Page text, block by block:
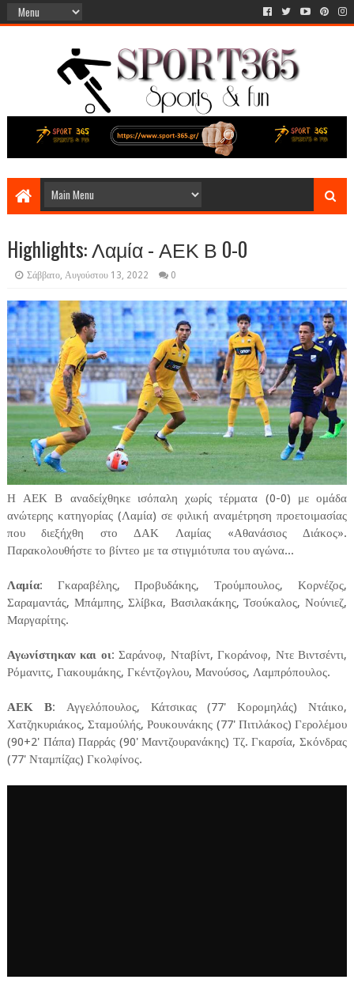
Highlights: Λαμία - ΑΕΚ Β 0-0
Σάββατο, Αυγούστου 13, 2022 0
Η ΑΕΚ Β αναδείχθηκε ισόπαλη χωρίς τέρματα (0-0) με ομάδα
ανώτερης κατηγορίας (Λαμία) σε φιλική αναμέτρηση προετοιμασίας
που διεξήχθη στο ΔΑΚ Λαμίας «Αθανάσιος Διάκος».
Παρακολουθήστε το βίντεο με τα στιγμιότυπα του αγώνα...
Λαμία: Γκαραβέλης, Προβυδάκης, Τρούμπουλος, Κορνέζος,
Σαραμαντάς, Μπάμπης, Σλίβκα, Βασιλακάκης, Τσούκαλος, Νούνιεζ,
Μαργαρίτης.
Αγωνίστηκαν και οι: Σαράνοφ, Νταβίντ, Γκοράνοφ, Ντε Βιντσέντι,
Ρόμανιτς, Γιακουμάκης, Γκέντζογλου, Μανούσος, Λαμπρόπουλος.
ΑΕΚ Β: Αγγελόπουλος, Κάτσικας (77' Κορομηλάς) Ντάικο,
Χατζηκυριάκος, Σταμούλής, Ρουκουνάκης (77' Πιτιλάκος) Γερολέμου
(90+2' Πάπα) Παρράς (90' Μαντζουρανάκης) Τζ. Γκαρσία, Σκόνδρας
(77' Νταμπίζας) Γκολφίνος.